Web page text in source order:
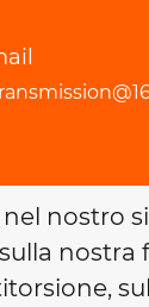
nostro
nostra